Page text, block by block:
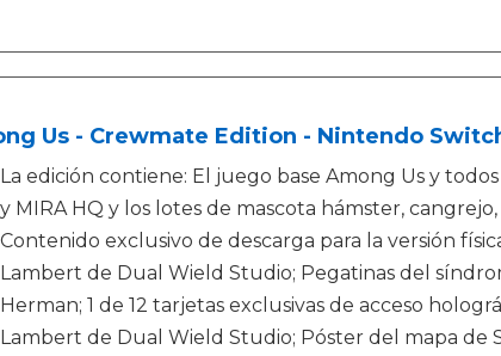
Us - Crewmate Edition - Nintendo
La edición contiene: El juego base Among Us y
y MIRA HQ y los lotes de mascota hámster,
Contenido exclusivo de descarga para la versión
Lambert de Dual Wield Studio; Pegatinas del
Herman; 1 de 12 tarjetas exclusivas de acceso
Lambert de Dual Wield Studio; Póster del mapa de